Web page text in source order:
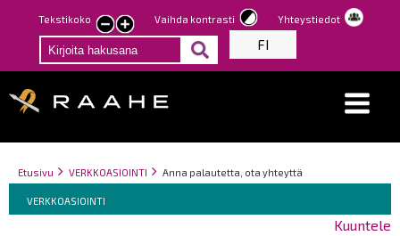
Hyppää
pääsisältöön
Tekstikoko
Pienennä
tekstin
kokoa
Suurenna
tekstin
kokoa
Vaihda kontrasti Yhteystiedot
FI
Breadcrumbs
You
here:
Etusivu VERKKOASIOINTI Anna palautetta, ota yhteyttä
Breadcrumbs
You
are
VERKKOASIOINTI
Kuuntele